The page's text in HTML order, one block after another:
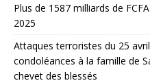
Plus de 1587 milliards de
2025
Attaques terroristes du 25
condoléances à la famille de
chevet des blessés